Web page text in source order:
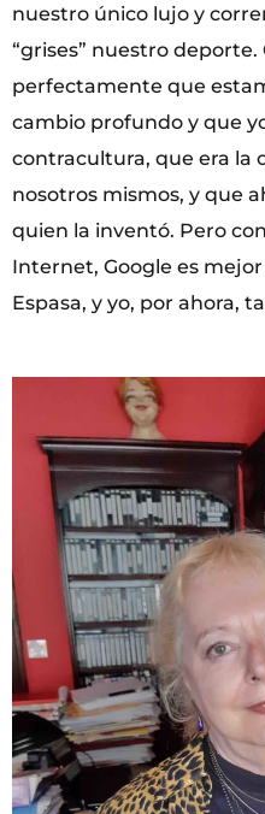
nuestro único lujo y
“grises” nuestro
perfectamente que
cambio profundo y que
contracultura, que era la
nosotros mismos, y que
quien la inventó. Pero
Internet, Google es
Espasa, y yo, por ahora,